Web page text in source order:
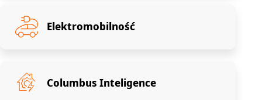
Elektromobilność
Columbus Inteligence